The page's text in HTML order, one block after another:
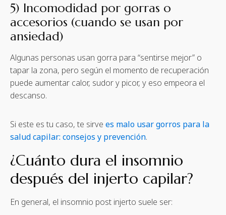
5) Incomodidad por gorras o
accesorios (cuando se usan por
ansiedad)
Algunas personas usan gorra para “sentirse mejor” o
tapar la zona, pero según el momento de recuperación
puede aumentar calor, sudor y picor, y eso empeora el
descanso.
Si este es tu caso, te sirve es malo usar gorros para la
salud capilar: consejos y prevención.
¿Cuánto dura el insomnio
después del injerto capilar?
En general, el insomnio post injerto suele ser: